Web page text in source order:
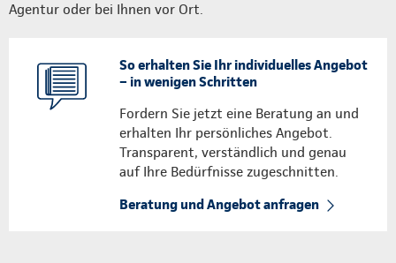
Agentur oder bei Ihnen vor Ort.
So erhalten Sie Ihr individuelles Angebot
– in wenigen Schritten
Fordern Sie jetzt eine Beratung an und
erhalten Ihr persönliches Angebot.
Transparent, verständlich und genau
auf Ihre Bedürfnisse zugeschnitten.
Beratung und Angebot anfragen